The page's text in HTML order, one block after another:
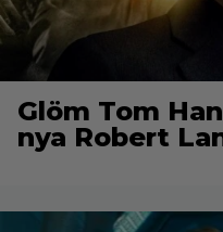
Glöm Tom
nya Robert